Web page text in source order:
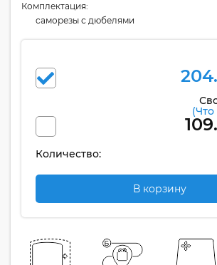
Комплектация:
cаморезы с дюбелями
(Что
Количество:
В корзину